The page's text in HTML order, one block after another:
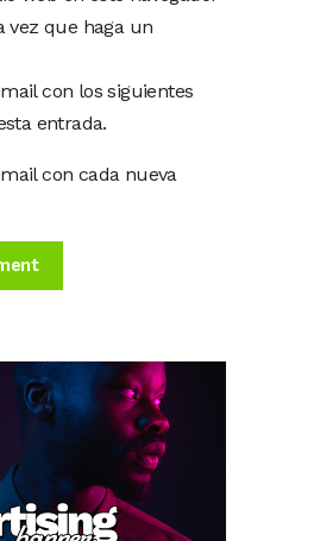
vez que haga un
con los siguientes
entrada.
con cada nueva